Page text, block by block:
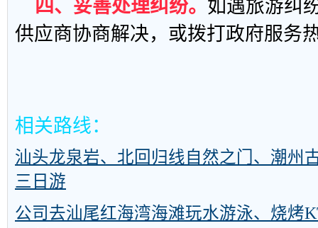
四、妥善处理纠纷。 如遇旅游纠
供应商协商解决，或拨打政府服务
相关路线：
汕头龙泉岩、北回归线自然之门、潮州
三日游
公司去汕尾红海湾海滩玩水游泳、烧烤